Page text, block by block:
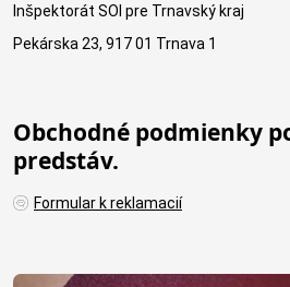
Inšpektorát SOI pre Trnavský kraj
Pekárska 23, 917 01 Trnava 1
Obchodné podmienky
predstáv.
Formular k reklamacií